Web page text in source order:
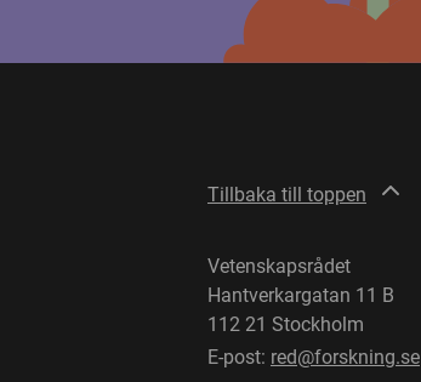
Tillbaka till toppen
Vetenskapsrådet
Hantverkargatan 11 B
112 21 Stockholm
E-post: red@forskning.se